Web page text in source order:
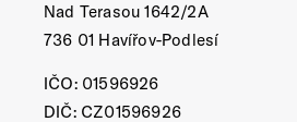
Nad Terasou 1642/2A
736 01 Havířov-Podlesí
IČO: 01596926
DIČ: CZ01596926